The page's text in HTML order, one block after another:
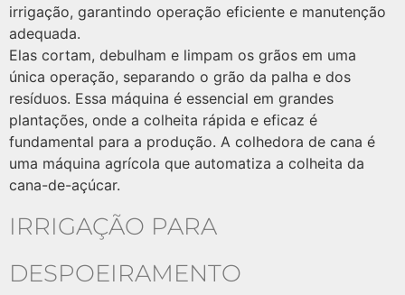
irrigação, garantindo operação eficiente e manutenção
adequada.
Elas cortam, debulham e limpam os grãos em uma
única operação, separando o grão da palha e dos
resíduos. Essa máquina é essencial em grandes
plantações, onde a colheita rápida e eficaz é
fundamental para a produção. A colhedora de cana é
uma máquina agrícola que automatiza a colheita da
cana-de-açúcar.
IRRIGAÇÃO PARA
DESPOEIRAMENTO